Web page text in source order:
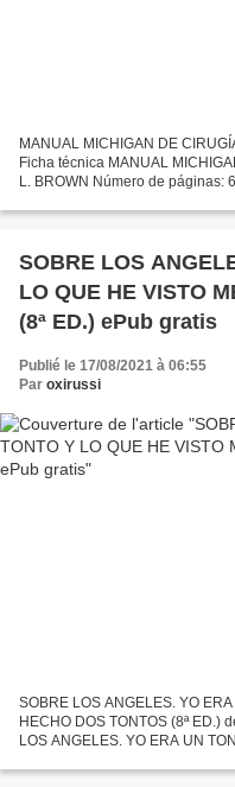
MANUAL MICHIGAN DE
Ficha técnica MANUAL
L. BROWN Número de páginas:
SOBRE LOS
LO QUE HE VISTO
(8ª ED.) ePub gratis
Publié le 17/08/2021 à 06:55
Par oxirussi
SOBRE LOS ANGELES. YO
HECHO DOS TONTOS (8ª ED.)
LOS ANGELES. YO ERA UN
CASTELLANO...